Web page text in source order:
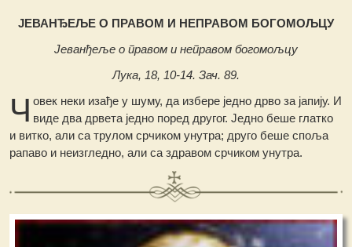
ЈЕВАНЂЕЉЕ O ПРАВОМ И НЕПРАВОМ БОГОМОЉЦУ
Јеванђеље о правом и неправом богомољцу
Лука, 18, 10-14. Зач. 89.
Ч овек неки изађе у шуму, да избере једно дрво за јапију. И
виде два дрвета једно поред другог. Једно беше глатко
и витко, али са трулом срчиком унутра; друго беше споља
рапаво и неизгледно, али са здравом срчиком унутра.